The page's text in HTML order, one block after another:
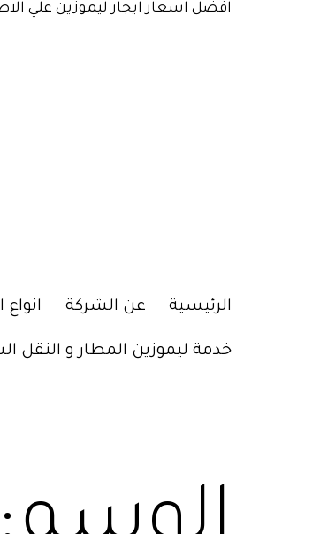
افضل اسعار ايجار ليموزين علي
الرئيسية عن الشركة
خدمة ليموزين المطار و النقل